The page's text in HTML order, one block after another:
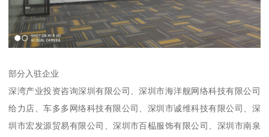
部分入驻企业
深湾产业投资咨询深圳有限公司、深圳市海洋舰网络科技有限公司
给力店、车多多网络科技有限公司、深圳市诚维科技有限公司、深
圳市宏发源贸易有限公司、深圳市百榀服饰有限公司、深圳市南泉